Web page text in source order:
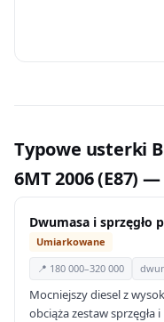
Typowe usterki
6MT 2006 (E87)
Dwumasa i sprzęgło
Umiarkowane
📍 180 000–320 000
Mocniejszy diesel z
obciąża zestaw sprzęgła